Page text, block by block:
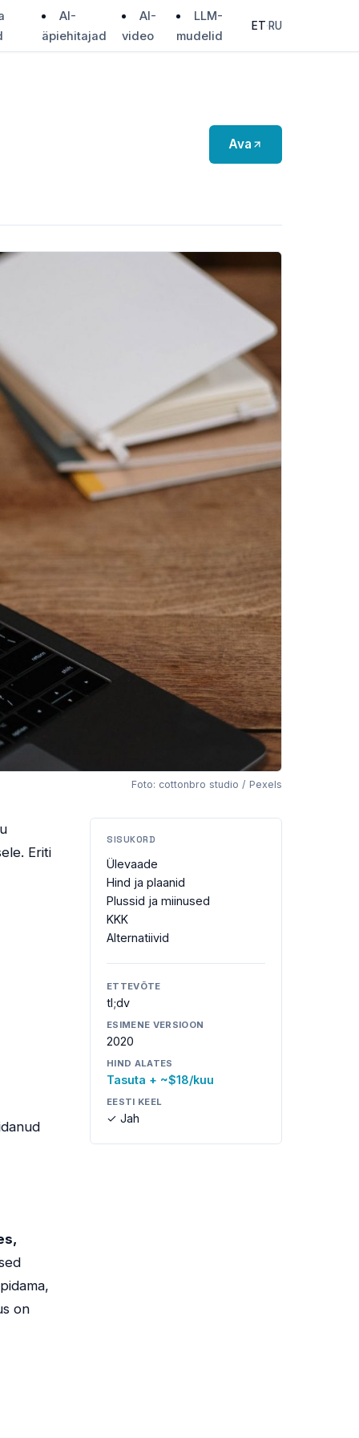
AI-
äpiehitajad
AI-
video
LLM-
mudelid
ET·RU
Ava
Foto: cottonbro studio / Pexels
Eriti
on
SISUKORD
Ülevaade
Hind ja plaanid
Plussid ja miinused
KKK
Alternatiivid
ETTEVÕTE
tl;dv
ESIMENE VERSIOON
2020
HIND ALATES
Tasuta + ~$18/kuu
EESTI KEEL
✓ Jah